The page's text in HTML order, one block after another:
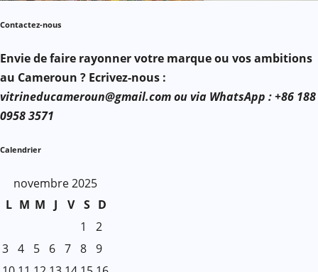
Contactez-nous
Envie de faire rayonner votre marque ou vos ambitions
au Cameroun ? Ecrivez-nous :
vitrineducameroun@gmail.com ou via WhatsApp : +86 188
0958 3571
Calendrier
novembre 2025
L M M J V S D
1
2
3 4 5 6 7 8 9